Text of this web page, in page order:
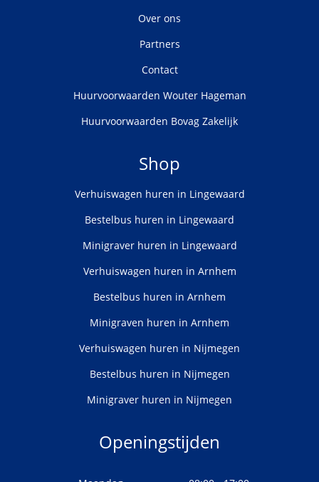
Over ons
Partners
Contact
Huurvoorwaarden Wouter Hageman
Huurvoorwaarden Bovag Zakelijk
Shop
Verhuiswagen huren in Lingewaard
Bestelbus huren in Lingewaard
Minigraver huren in Lingewaard
Verhuiswagen huren in Arnhem
Bestelbus huren in Arnhem
Minigraven huren in Arnhem
Verhuiswagen huren in Nijmegen
Bestelbus huren in Nijmegen
Minigraver huren in Nijmegen
Openingstijden